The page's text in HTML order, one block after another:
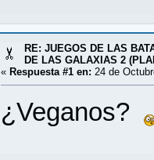
RE: JUEGOS DE LAS
DE LAS GALAXIAS 2
« Respuesta #1 en: 24 de
¿Veganos?